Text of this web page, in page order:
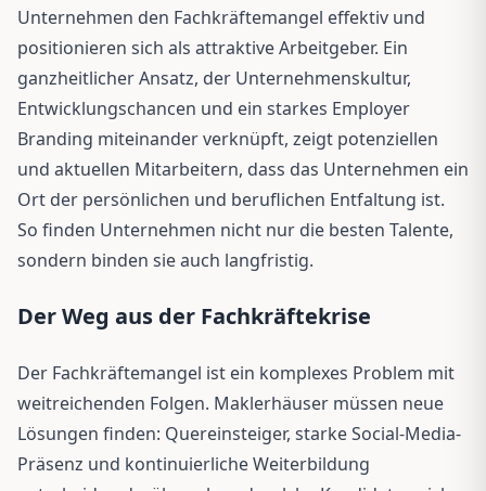
Unternehmen den Fachkräftemangel effektiv und
positionieren sich als attraktive Arbeitgeber. Ein
ganzheitlicher Ansatz, der Unternehmenskultur,
Entwicklungschancen und ein starkes Employer
Branding miteinander verknüpft, zeigt potenziellen
und aktuellen Mitarbeitern, dass das Unternehmen ein
Ort der persönlichen und beruflichen Entfaltung ist.
So finden Unternehmen nicht nur die besten Talente,
sondern binden sie auch langfristig.
Der Weg aus der Fachkräftekrise
Der Fachkräftemangel ist ein komplexes Problem mit
weitreichenden Folgen. Maklerhäuser müssen neue
Lösungen finden: Quereinsteiger, starke Social-Media-
Präsenz und kontinuierliche Weiterbildung